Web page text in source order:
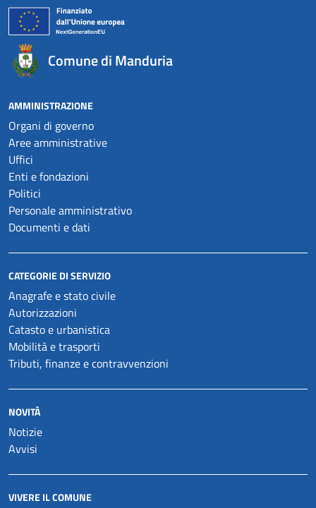
Comune di Manduria
AMMINISTRAZIONE
Organi di governo
Aree amministrative
Uffici
Enti e fondazioni
Politici
Personale amministrativo
Documenti e dati
CATEGORIE DI SERVIZIO
Anagrafe e stato civile
Autorizzazioni
Catasto e urbanistica
Mobilità e trasporti
Tributi, finanze e contravvenzioni
NOVITÀ
Notizie
Avvisi
VIVERE IL COMUNE